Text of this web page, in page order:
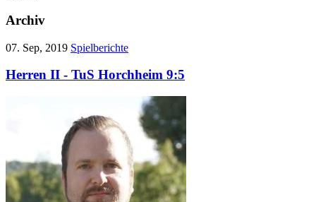
Archiv
07. Sep, 2019 Spielberichte
Herren II - TuS Horchheim 9:5